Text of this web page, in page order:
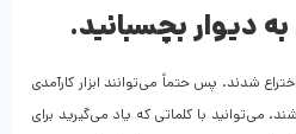
دیوار بچسبانید.
شدند. پس حتماً می‌توانند ابزار کارآمدی
می‌توانید با کلماتی که یاد می‌گیرید برای